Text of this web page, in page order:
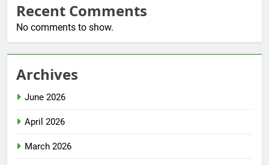
Recent Comments
No comments to show.
Archives
June 2026
April 2026
March 2026